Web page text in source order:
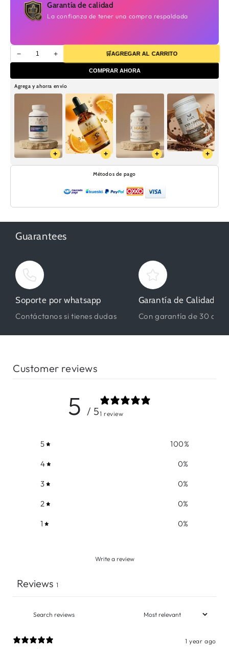
Garantía de calidad
La confianza de tener una compra respaldada
− + 🛒AGREGAR AL CARRITO
COMPRAR AHORA
Agrega y ahorra envío
+ + + +
Métodos de pago
Guarantees
Soporte por whatsapp
Contáctanos si tienes dudas
Garantía de Calidad
Con garantía de 30 días
Customer reviews
5 / 51 review
5 100%
4 0%
3 0%
2 0%
1 0%
Write a review
Reviews 1
1 year ago